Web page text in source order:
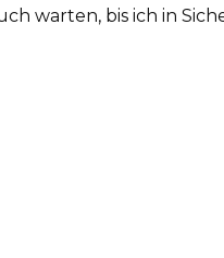
warten, bis ich in